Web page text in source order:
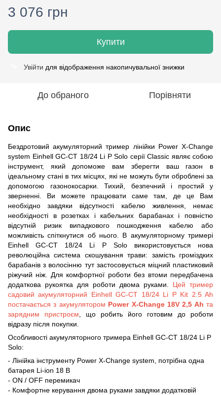
3 076 грн
Купити
Увійти для відображення накопичувальної знижки
До обраного Порівняти
Опис
Бездротовий акумуляторний тример лінійки Power X-Change
system Einhell GC-CT 18/24 Li P Solo серії Classiс являє собою
інструмент, який допоможе вам зберегти ваш газон в
ідеальному стані в тих місцях, які не можуть бути оброблені за
допомогою газонокосарки. Тихий, безпечний і простий у
зверненні. Ви можете працювати саме там, де це Вам
необхідно завдяки відсутності кабелю живлення, немає
необхідності в розетках і кабельних барабанах і повністю
відсутній ризик випадкового пошкодження кабелю або
можливість спіткнутися об нього. В акумуляторному тримері
Einhell GC-CT 18/24 Li P Solo використовується нова
революційна система скошування трави: замість громіздких
барабанів з волосінню тут застосовується міцний пластиковий
ріжучий ніж. Для комфортної роботи без втоми передбачена
додаткова рукоятка для роботи двома руками.
Цей тример
садовий акумуляторний Einhell GC-CT 18/24 Li P Kit 2.5 Ah
постачається з акумулятором Power X-Change 18V 2,5 Ah та
зарядним пристроєм , що робить його готовим до роботи
відразу після покупки.
Особливості акумуляторного тримера Einhell GC-CT 18/24 Li P
Solo:
- Лінійка інструменту Power X-Change system, потрібна одна
батарея Li-ion 18 В
- ON / OFF перемикач
- Комфортне керування двома руками завдяки додатковій